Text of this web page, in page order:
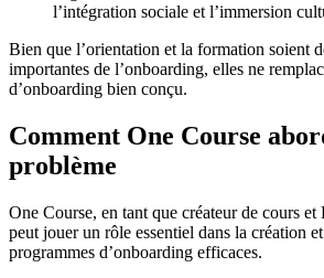
l’intégration sociale et l’immersion
Bien que l’orientation et la formation soient
importantes de l’onboarding, elles ne
d’onboarding bien conçu.
Comment One Course
problème
One Course, en tant que créateur de cours
peut jouer un rôle essentiel dans la création
programmes d’onboarding efficaces.